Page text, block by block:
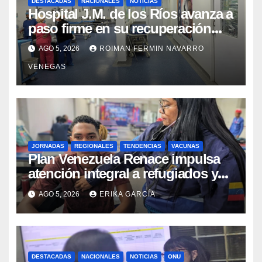
Hospital J.M. de los Ríos avanza a
paso firme en su recuperación
tras los recientes eventos
sísmicos
AGO 5, 2026 ROIMAN FERMIN NAVARRO
VENEGAS
JORNADAS REGIONALES TENDENCIAS VACUNAS
​Plan Venezuela Renace impulsa
atención integral a refugiados y
evaluación de vacunación en
Aragua
AGO 5, 2026 ERIKA GARCÍA
DESTACADAS NACIONALES NOTICIAS ONU